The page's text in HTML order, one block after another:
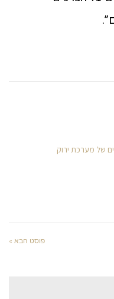
של מערכת ירוק
פוסט הבא »